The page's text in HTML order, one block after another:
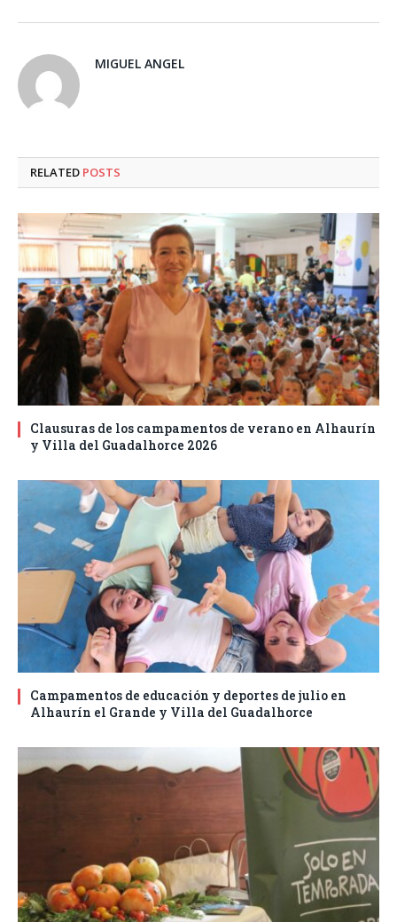
MIGUEL ANGEL
RELATED POSTS
Clausuras de los campamentos de verano en Alhaurín
y Villa del Guadalhorce 2026
Campamentos de educación y deportes de julio en
Alhaurín el Grande y Villa del Guadalhorce